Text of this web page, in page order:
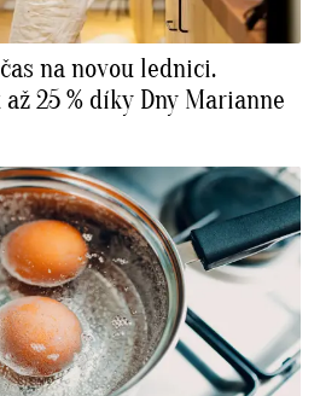
na novou lednici.
25 % díky Dny Marianne